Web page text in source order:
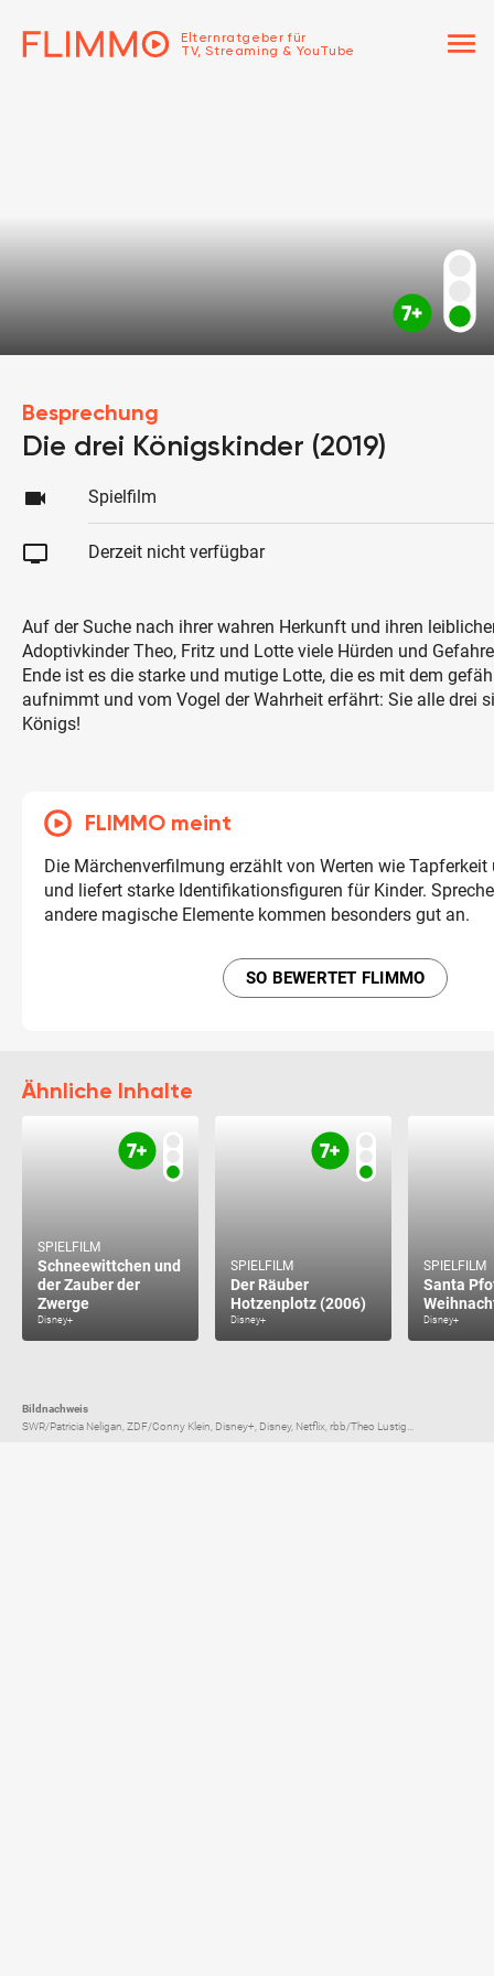
Elternratgeber für
TV, Streaming & YouTube
menu
Besprechung
Die drei Königskinder (2019)
videocam Spielfilm
tv Derzeit nicht verfügbar
Auf der Suche nach ihrer wahren Herkunft und ihren
Adoptivkinder Theo, Fritz und Lotte viele Hürden und
Ende ist es die starke und mutige Lotte, die es mit dem
aufnimmt und vom Vogel der Wahrheit erfährt: Sie alle drei
Königs!
FLIMMO meint
Die Märchenverfilmung erzählt von Werten wie Tapferkeit
und liefert starke Identifikationsfiguren für Kinder.
andere magische Elemente kommen besonders gut an.
SO BEWERTET FLIMMO
Ähnliche Inhalte
SPIELFILM
Schneewittchen und
der Zauber der
Zwerge
Disney+
SPIELFILM
Der Räuber
Hotzenplotz (2006)
Disney+
SPIELFILM
Santa
Disney+
Bildnachweis
SWR/Patricia Neligan, ZDF/Conny Klein, Disney+, Disney, Netflix, rbb/Theo Lustig...